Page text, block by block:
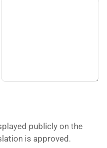
publicly on the
is approved.